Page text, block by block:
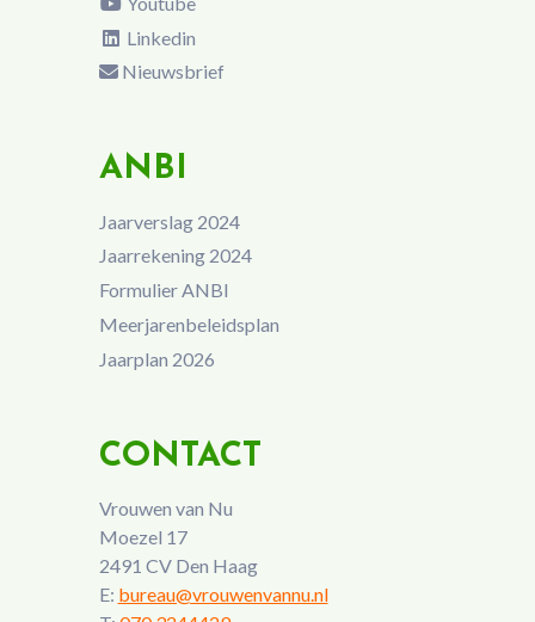
Linkedin
Nieuwsbrief
ANBI
Jaarverslag 2024
Jaarrekening 2024
Formulier ANBI
Meerjarenbeleidsplan
Jaarplan 2026
CONTACT
Vrouwen van Nu
Moezel 17
2491 CV Den Haag
E: bureau@vrouwenvannu.nl